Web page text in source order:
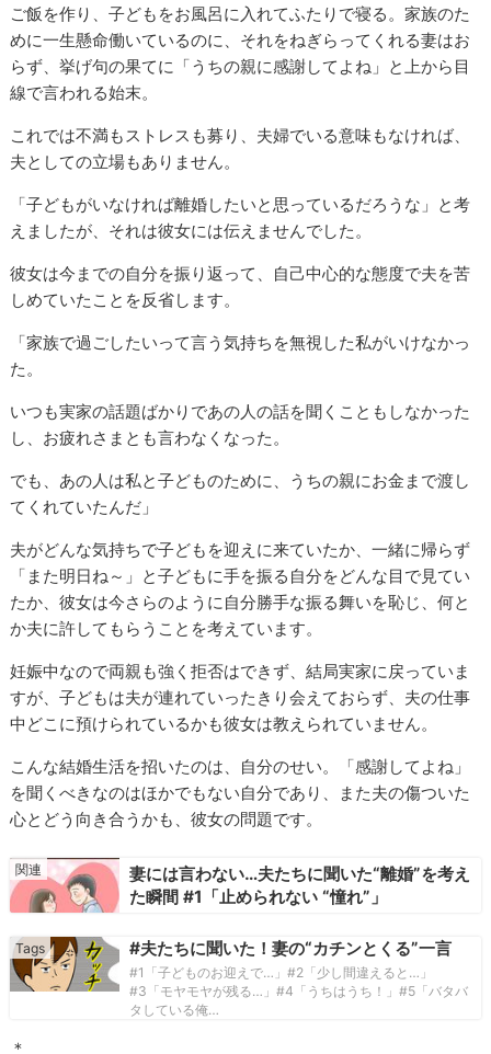
ご飯を作り、子どもをお風呂に入れてふたりで寝る。家族のた
めに一生懸命働いているのに、それをねぎらってくれる妻はお
らず、挙げ句の果てに「うちの親に感謝してよね」と上から目
線で言われる始末。
これでは不満もストレスも募り、夫婦でいる意味もなければ、
夫としての立場もありません。
「子どもがいなければ離婚したいと思っているだろうな」と考
えましたが、それは彼女には伝えませんでした。
彼女は今までの自分を振り返って、自己中心的な態度で夫を苦
しめていたことを反省します。
「家族で過ごしたいって言う気持ちを無視した私がいけなかっ
た。
いつも実家の話題ばかりであの人の話を聞くこともしなかった
し、お疲れさまとも言わなくなった。
でも、あの人は私と子どものために、うちの親にお金まで渡し
てくれていたんだ」
夫がどんな気持ちで子どもを迎えに来ていたか、一緒に帰らず
「また明日ね～」と子どもに手を振る自分をどんな目で見てい
たか、彼女は今さらのように自分勝手な振る舞いを恥じ、何と
か夫に許してもらうことを考えています。
妊娠中なので両親も強く拒否はできず、結局実家に戻っていま
すが、子どもは夫が連れていったきり会えておらず、夫の仕事
中どこに預けられているかも彼女は教えられていません。
こんな結婚生活を招いたのは、自分のせい。「感謝してよね」
を聞くべきなのはほかでもない自分であり、また夫の傷ついた
心とどう向き合うかも、彼女の問題です。
妻には言わない…夫たちに聞いた“離婚”を考え
た瞬間 #1「止められない “憧れ”」
#夫たちに聞いた！妻の“カチンとくる”一言
#1「子どものお迎えで…」#2「少し間違えると…」
#3「モヤモヤが残る…」#4「うちはうち！」#5「バタバ
タしている俺…
＊